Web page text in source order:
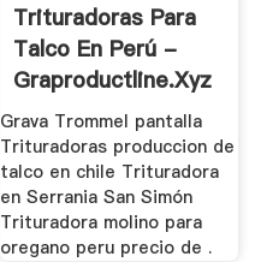
Trituradoras Para
Talco En Perú -
Graproductline.xyz
Grava Trommel pantalla
Trituradoras produccion de
talco en chile Trituradora
en Serrania San Simón
Trituradora molino para
oregano peru precio de .